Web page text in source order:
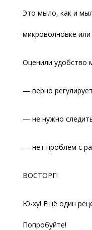
Это мыло, как и
микроволновке
Оценили удобство
— верно
— не нужно
— нет проблем с
ВОСТОРГ!
Ю-ху! Ещё один
Попробуйте!